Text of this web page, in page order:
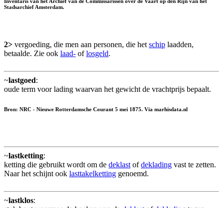
Stadsarchief Amsterdam.
2> vergoeding, die men aan personen, die het schip laadden,
betaalde. Zie ook laad- oflosgeld.
~lastgoed:
oude term voor lading waarvan het gewicht de vrachtprijs bepaalt.
Bron: NRC - Nieuwe Rotterdamsche Courant 5 mei 1875. Via marhisdata.nl
~lastketting:
ketting die gebruikt wordt om de deklast ofdeklading vast te zetten.
Naar het schijnt ook lasttakelketting genoemd.
~lastklos: